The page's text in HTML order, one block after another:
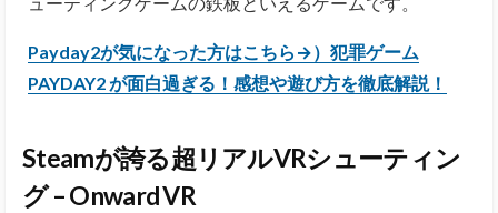
Payday2が気になった方はこちら→）犯罪ゲーム
PAYDAY2 が面白過ぎる！感想や遊び方を徹底解説！
Steamが誇る超リアルVRシューティン
グ – Onward VR